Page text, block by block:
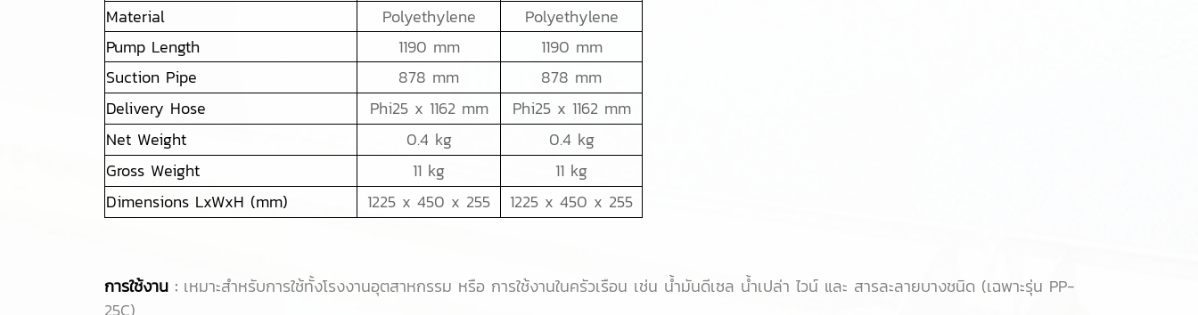
Material
Polyethylene
Polyethylene
Pump Length
1190 mm
1190 mm
Suction Pipe
878 mm
878 mm
Delivery Hose
Phi25 x 1162 mm
Phi25 x 1162 mm
Net Weight
0.4 kg
0.4 kg
Gross Weight
11 kg
11 kg
Dimensions LxWxH (mm)
1225 x 450 x 255 1225 x 450 x 255
การใช้งาน : เหมาะสำหรับการใช้ทั้งโรงงานอุตสาหกรรม หรือ การใช้งานในครัวเรือน เช่น น้ำมันดีเซล น้ำเปล่า ไวน์ และ สารละลายบางชนิด (เฉพาะรุ่น PP-
25C)